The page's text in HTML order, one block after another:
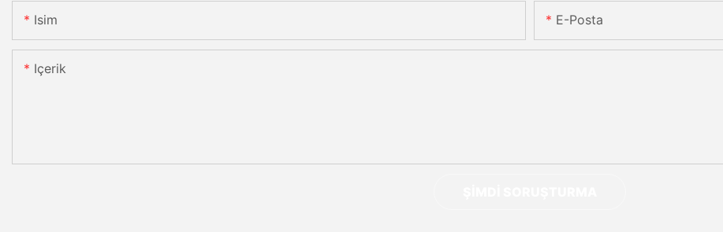
Isim E-Posta
Içerik